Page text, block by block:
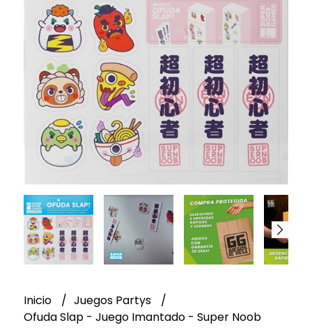
Inicio
Juegos Partys
Ofuda Slap - Juego Imantado - Super Noob